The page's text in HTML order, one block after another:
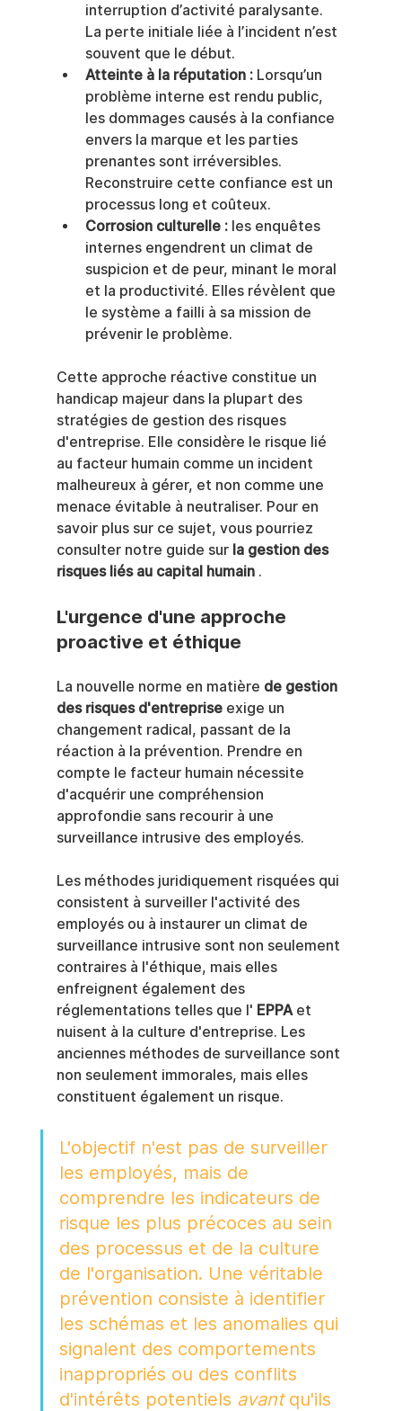
interruption d’activité paralysante.
La perte initiale liée à l’incident n’est
souvent que le début.
Atteinte à la réputation : Lorsqu’un
problème interne est rendu public,
les dommages causés à la confiance
envers la marque et les parties
prenantes sont irréversibles.
Reconstruire cette confiance est un
processus long et coûteux.
Corrosion culturelle : les enquêtes
internes engendrent un climat de
suspicion et de peur, minant le moral
et la productivité. Elles révèlent que
le système a failli à sa mission de
prévenir le problème.
Cette approche réactive constitue un
handicap majeur dans la plupart des
stratégies de gestion des risques
d'entreprise. Elle considère le risque lié
au facteur humain comme un incident
malheureux à gérer, et non comme une
menace évitable à neutraliser. Pour en
savoir plus sur ce sujet, vous pourriez
consulter notre guide sur la gestion des
risques liés au capital humain .
L'urgence d'une approche
proactive et éthique
La nouvelle norme en matière de gestion
des risques d'entreprise exige un
changement radical, passant de la
réaction à la prévention. Prendre en
compte le facteur humain nécessite
d'acquérir une compréhension
approfondie sans recourir à une
surveillance intrusive des employés.
Les méthodes juridiquement risquées qui
consistent à surveiller l'activité des
employés ou à instaurer un climat de
surveillance intrusive sont non seulement
contraires à l'éthique, mais elles
enfreignent également des
réglementations telles que l' EPPA et
nuisent à la culture d'entreprise. Les
anciennes méthodes de surveillance sont
non seulement immorales, mais elles
constituent également un risque.
L'objectif n'est pas de surveiller
les employés, mais de
comprendre les indicateurs de
risque les plus précoces au sein
des processus et de la culture
de l'organisation. Une véritable
prévention consiste à identifier
les schémas et les anomalies qui
signalent des comportements
inappropriés ou des conflits
d'intérêts potentiels avant qu'ils